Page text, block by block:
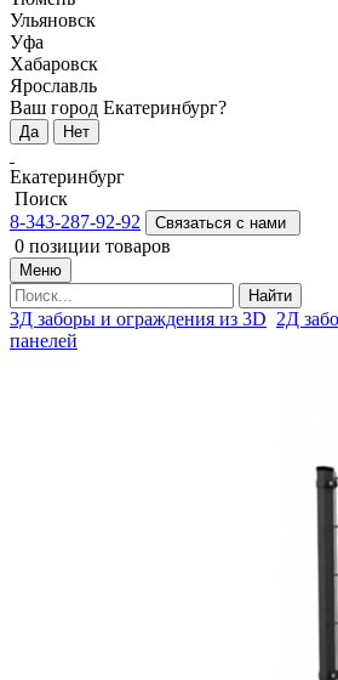
Ульяновск
Уфа
Хабаровск
Ярославль
Ваш город Екатеринбург?
Да Нет
Екатеринбург
Поиск
8-343-287-92-92
Связаться с нами
0 позиции товаров
Меню
Найти
3Д заборы и ограждения из 3D
панелей
2Д